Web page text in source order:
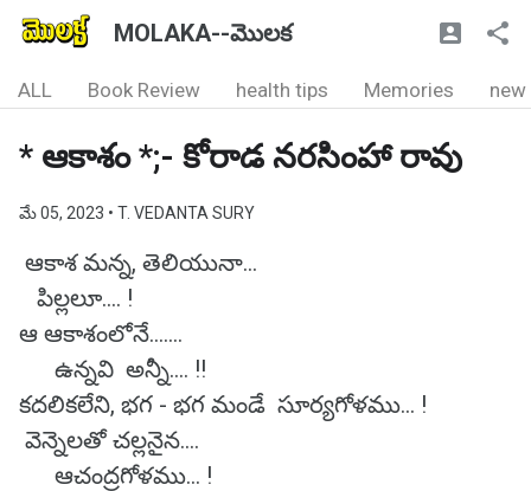
MOLAKA--మొలక
ALL Book Review health tips Memories new
* ఆకాశం *;- కోరాడ నరసింహా రావు
మే 05, 2023 • T. VEDANTA SURY
ఆకాశ మన్న, తెలియునా...
పిల్లలూ.... !
ఆ ఆకాశంలోనే.......
ఉన్నవి అన్నీ.... !!
కదలికలేని, భగ - భగ మండే సూర్యగోళము... !
వెన్నెలతో చల్లనైన....
ఆచంద్రగోళము... !